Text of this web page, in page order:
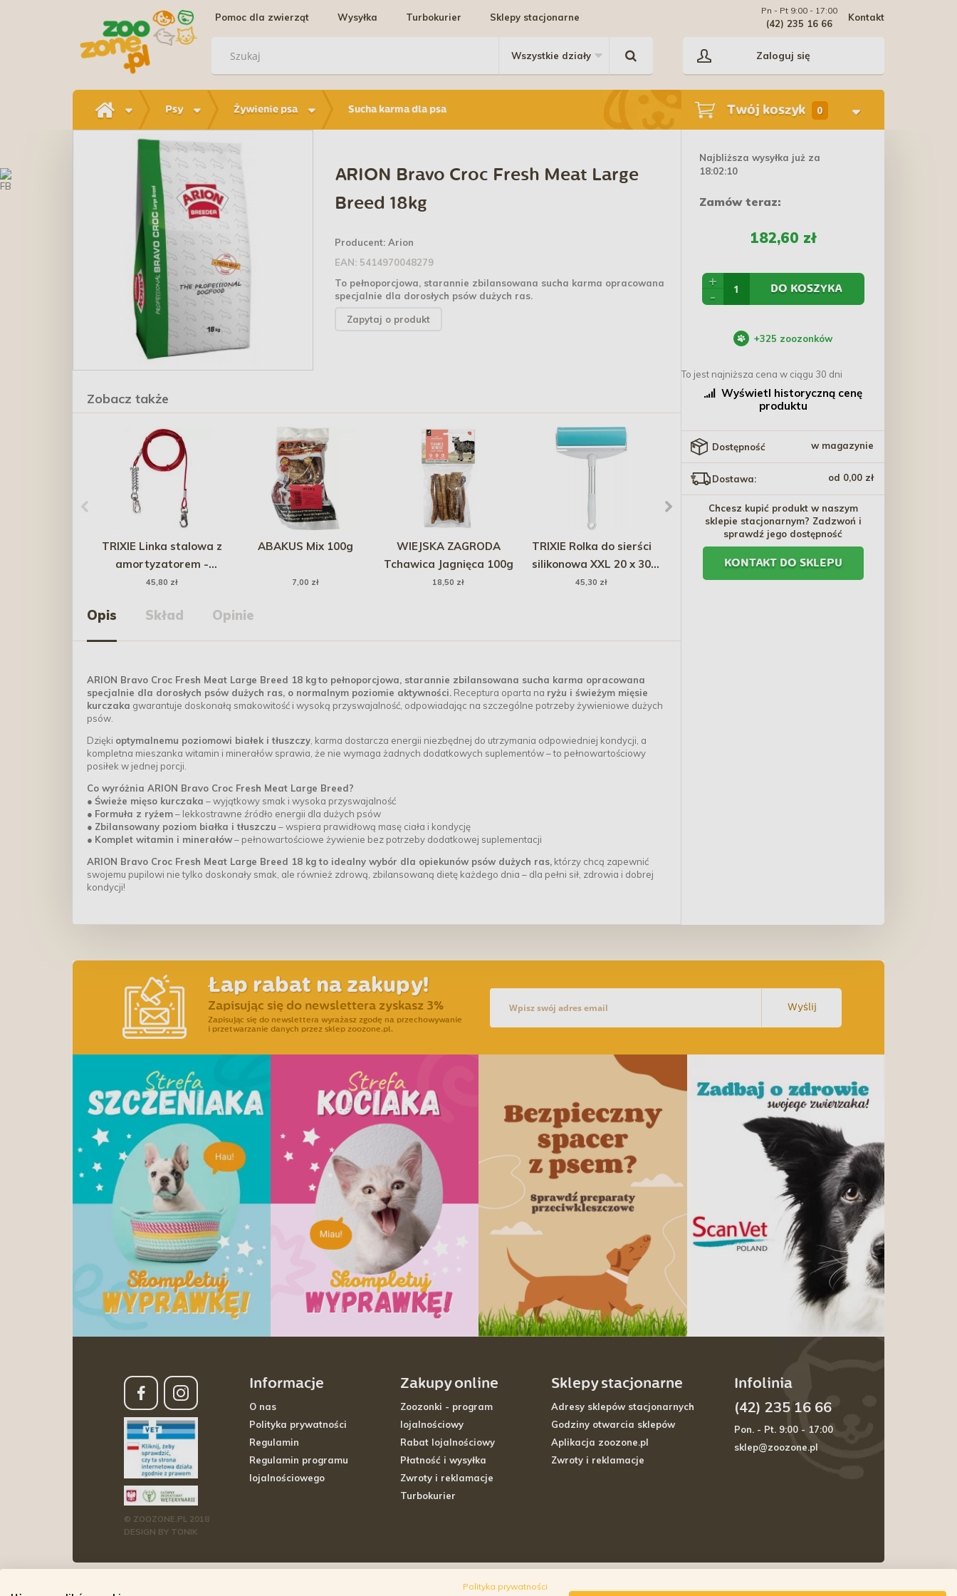
Pomoc dla zwierząt Wysyłka Turbokurier Sklepy stacjonarne Kontakt
Pn - Pt 9:00 - 17:00
(42) 235 16 66
Zaloguj się
Psy Żywienie psa Sucha karma dla psa Twój koszyk 0
ARION Bravo Croc Fresh Meat Large
Breed 18kg
Producent:Arion
EAN: 5414970048279
To pełnoporcjowa, starannie zbilansowana sucha karma opracowana
specjalnie dla dorosłych psów dużych ras.
Zapytaj o produkt
Zobacz także
TRIXIE Linka stalowa z
amortyzatorem -
długość 5m
45,80 zł
ABAKUS Mix 100g
7,00 zł
WIEJSKA ZAGRODA
Tchawica Jagnięca 100g
18,50 zł
TRIXIE Rolka do sierści
silikonowa XXL 20 x 30
cm
45,30 zł
WIEJSKA ZAGRODA PIES
Przysmak
Monoproteinowy Soft
18,30 zł
VITAPOL Smakers dla
kanarka - owocowy 2 szt.
10,60 zł
Opis Skład Opinie
ARION Bravo Croc Fresh Meat Large Breed 18 kgto pełnoporcjowa, starannie zbilansowana sucha karma opracowana
specjalnie dla dorosłych psów dużych ras, o normalnym poziomie aktywności. Receptura oparta na ryżu i świeżym mięsie
kurczaka gwarantuje doskonałą smakowitość i wysoką przyswajalność, odpowiadając na szczególne potrzeby żywieniowe dużych
psów.
Dzięki optymalnemu poziomowi białek i tłuszczy , karma dostarcza energii niezbędnej do utrzymania odpowiedniej kondycji, a
kompletna mieszanka witamin i minerałów sprawia, że nie wymaga żadnych dodatkowych suplementów – to pełnowartościowy
posiłek w jednej porcji.
Co wyróżnia ARION Bravo Croc Fresh Meat Large Breed?
● Świeże mięso kurczaka – wyjątkowy smak i wysoka przyswajalność
● Formuła z ryżem– lekkostrawne źródło energii dla dużych psów
● Zbilansowany poziom białka i tłuszczu – wspiera prawidłową masę ciała i kondycję
● Komplet witamin i minerałów– pełnowartościowe żywienie bez potrzeby dodatkowej suplementacji
ARION Bravo Croc Fresh Meat Large Breed 18 kg to idealny wybór dla opiekunów psów dużych ras, którzy chcą zapewnić
swojemu pupilowi nie tylko doskonały smak, ale również zdrową, zbilansowaną dietę każdego dnia – dla pełni sił, zdrowia i dobrej
kondycji!
Najbliższa wysyłka już za
18:02:09
Zamów teraz:
182,60 zł
+
-
DO KOSZYKA
+325 zoozonków
To jest najniższa cena w ciągu 30 dni
Wyświetl historyczną cenę
produktu
Dostępność w magazynie
Dostawa: od 0,00 zł
Chcesz kupić produkt w naszym
sklepie stacjonarnym? Zadzwoń i
sprawdź jego dostępność
KONTAKT DO SKLEPU
Łap rabat na zakupy!
Zapisując się do newslettera zyskasz 3%
Zapisując się do newslettera wyrażasz zgodę na przechowywanie
i przetwarzanie danych przez sklep zoozone.pl.
Wyślij
© ZOOZONE.PL 2018
DESIGN BY TONIK
Informacje
O nas
Polityka prywatności
Regulamin
Regulamin programu
lojalnościowego
Zakupy online
Zoozonki - program
lojalnościowy
Rabat lojalnościowy
Płatność i wysyłka
Zwroty i reklamacje
Turbokurier
Sklepy stacjonarne
Adresy sklepów stacjonarnych
Godziny otwarcia sklepów
Aplikacja zoozone.pl
Zwroty i reklamacje
Infolinia
(42) 235 16 66
Pon. - Pt. 9:00 - 17:00
sklep@zoozone.pl
Polityka prywatności